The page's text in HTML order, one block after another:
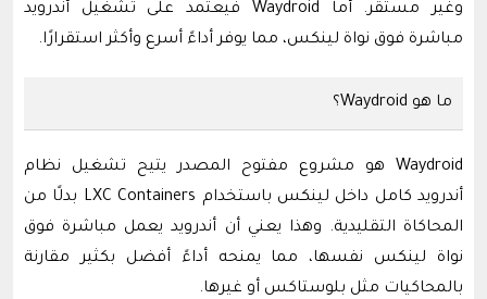
وغير مستقر. أما Waydroid فيعتمد على تشغيل أندرويد
مباشرة فوق نواة لينكس، مما يوفر أداءً أسرع وأكثر استقرارًا.
ما هو Waydroid؟
Waydroid هو مشروع مفتوح المصدر يتيح تشغيل نظام
أندرويد كامل داخل لينكس باستخدام LXC Containers بدلًا من
المحاكاة التقليدية. وهذا يعني أن أندرويد يعمل مباشرة فوق
نواة لينكس نفسها، مما يمنحه أداءً أفضل بكثير مقارنة
بالمحاكيات مثل بلوستاكس أو غيرها.